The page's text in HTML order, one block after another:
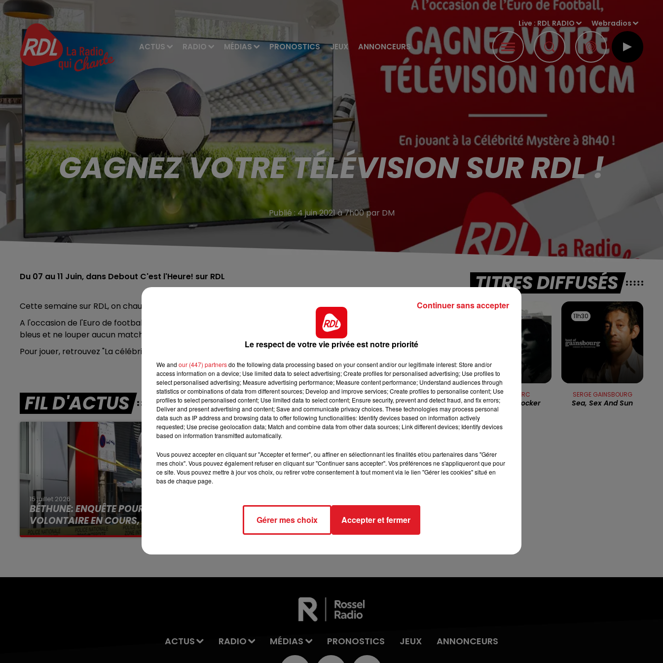
ACTUS RADIO MÉDIAS PRONOSTICS JEUX ANNONCEURS
Live : RDL RADIO Webradios
7h00 - 10h00
DEBOUT C'EST L'HEURE RDL & VOUS LES APRÈS-MIDI QUI CHANTENT
GAGNEZ VOTRE TÉLÉVISION SUR RDL !
Publié : 4 juin 2021 à 7h00 par DM
Du 07 au 11 Juin, dans Debout C'est l'Heure! sur RDL
Cette semaine sur RDL, on chausse les crampons !
A l'occasion de l'Euro de football, Adrien et Claire vous offrent votre
télévision 101 cm
bleus et ne louper aucun match !
Pour jouer, retrouvez "La célébrité mystère" et inscrivez-vous au0892 12 8000
FIL D'ACTUS
15 juillet 2026
BÉTHUNE: ENQUÊTE POUR HOMICIDE
VOLONTAIRE EN COURS, APRÈS LA...
Selon les premiers éléments, le logement
WINGLES: UN JEUNE PERD LA VIE, NOYÉ À
LA BASE DE LOISIRS
La victime a coulé à pic
TITRES DIFFUSÉS
JULIEN CLERC
Coeur De Rocker
11h30
11h30
SERGE GAINSBOURG
Sea, Sex And Sun
ACTUS RADIO MÉDIAS PRONOSTICS JEUX ANNONCEURS
Le respect de votre vie privée est notre priorité
We and our (447) partnersdo the following data processing based on your consent and/or our legitimate interest: Store and/or
access information on a device; Use limited data to select advertising; Create profiles for personalised advertising; Use profiles to
select personalised advertising; Measure advertising performance; Measure content performance; Understand audiences through
statistics or combinations of data from different sources; Develop and improve services; Create profiles to personalise content; Use
profiles to select personalised content; Use limited data to select content; Ensure security, prevent and detect fraud, and fix errors;
Deliver and present advertising and content; Save and communicate privacy choices. These technologies may process personal
data such as IP address and browsing data to offer following functionalities: Identify devices based on information actively
requested; Use precise geolocation data; Match and combine data from other data sources; Link different devices; Identify devices
based on information transmitted automatically.
Vous pouvez accepter en cliquant sur "Accepter et fermer", ou affiner en sélectionnant les finalités et/ou partenaires dans "Gérer
mes choix". Vous pouvez également refuser en cliquant sur "Continuer sans accepter". Vos préférences ne s'appliqueront que pour
ce site. Vous pouvez mettre à jour vos choix, ou retirer votre consentement à tout moment via le lien "Gérer les cookies" situé en
bas de chaque page.
Gérer mes choix Accepter et fermer
Continuer sans accepter